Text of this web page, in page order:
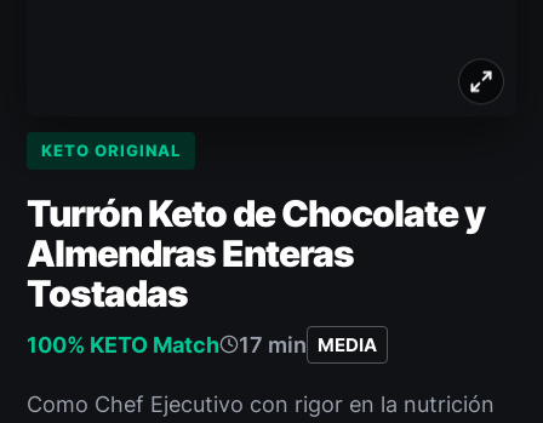
KETO ORIGINAL
Turrón Keto de Chocolate y
Almendras Enteras
Tostadas
100% KETO Match 17 min MEDIA
Como Chef Ejecutivo con rigor en la nutrición